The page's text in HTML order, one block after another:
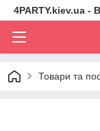
4PARTY.kiev.ua -
Товари та